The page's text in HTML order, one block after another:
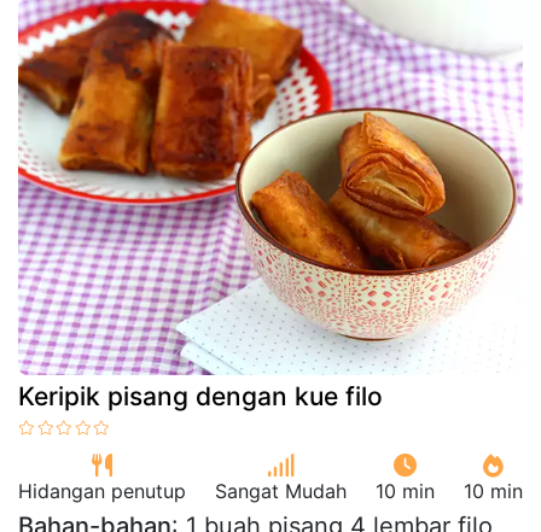
Keripik pisang dengan kue filo
Hidangan penutup Sangat Mudah 10 min 10 min
Bahan-bahan: 1 buah pisang 4 lembar filo